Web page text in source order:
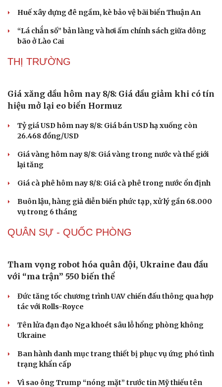
Sức khỏe
Dinh dưỡng - món ngon
Sản phụ khoa
Làm đẹp - giảm cân
Phòng mạch online
Đời sống
Tình yêu - Gia đình
Phú Thọ xây dựng phương án mỗi xã, phường
không quá 3 trường công lập
Bà Vương Ngọc Hà thôi phụ trách lĩnh vực giáo dục tỉnh
Ngôi trường mới nơi biên giới Sơn La sẵn sàng đón năm
học đầu tiên
“Lá chắn số” bản làng và hơi ấm chính sách giữa dông
THỊ TRƯỜNG
Giá xăng dầu hôm nay 8/8: Giá dầu giảm khi có tín
Tỷ giá USD hôm nay 8/8: Giá bán USD hạ xuống còn
26.468 đồng/USD
Giá vàng hôm nay 8/8: Giá vàng trong nước và thế giới
lại tăng